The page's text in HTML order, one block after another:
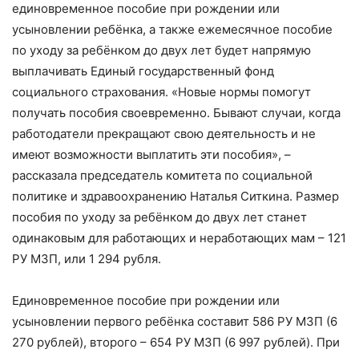
единовременное пособие при рождении или
усыновлении ребёнка, а также ежемесячное пособие
по уходу за ребёнком до двух лет будет напрямую
выплачивать Единый государственный фонд
социального страхования. «Новые нормы помогут
получать пособия своевременно. Бывают случаи, когда
работодатели прекращают свою деятельность и не
имеют возможности выплатить эти пособия», –
рассказала председатель комитета по социальной
политике и здравоохранению Наталья Ситкина. Размер
пособия по уходу за ребёнком до двух лет станет
одинаковым для работающих и неработающих мам – 121
РУ МЗП, или 1 294 рубля.
Единовременное пособие при рождении или
усыновлении первого ребёнка составит 586 РУ МЗП (6
270 рублей), второго – 654 РУ МЗП (6 997 рублей). При